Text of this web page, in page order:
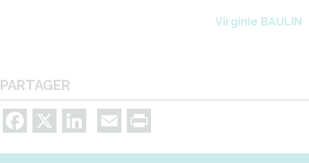
Virginie BAULIN
PARTAGER
Facebook LinkedIn Email